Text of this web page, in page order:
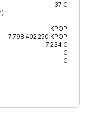
37 €
-
-
- KPOP
7 798 402 250 KPOP
7 234 €
- €
- €